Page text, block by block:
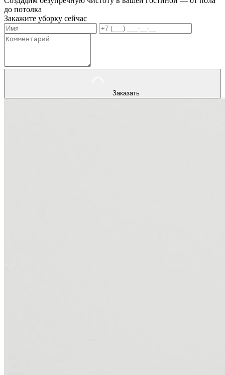
до потолка
Закажите уборку сейчас
Заказать